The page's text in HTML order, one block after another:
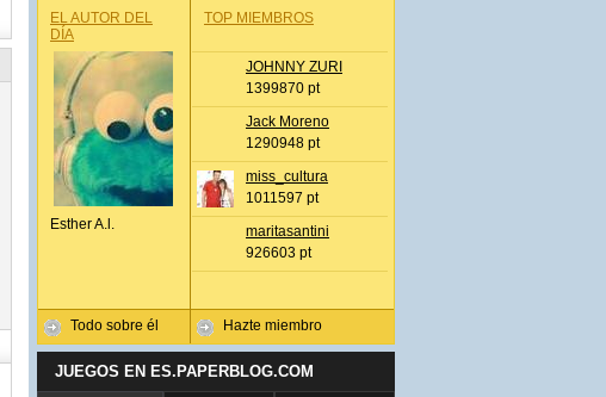
EL AUTOR DEL
DÍA
Esther A.l.
Todo sobre él
TOP MIEMBROS
JOHNNY ZURI
1399870 pt
Jack Moreno
1290948 pt
miss_cultura
1011597 pt
maritasantini
926603 pt
Hazte miembro
JUEGOS EN ES.PAPERBLOG.COM